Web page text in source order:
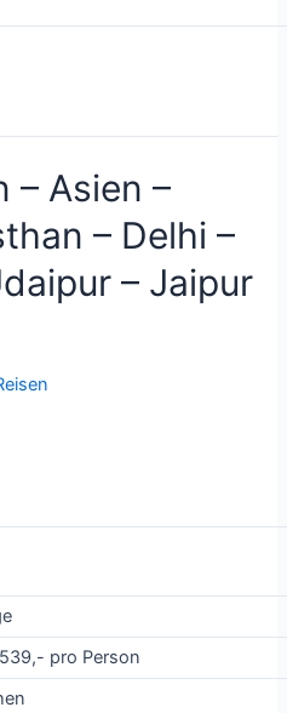
– Asien –
– Delhi –
– Jaipur
pro Person